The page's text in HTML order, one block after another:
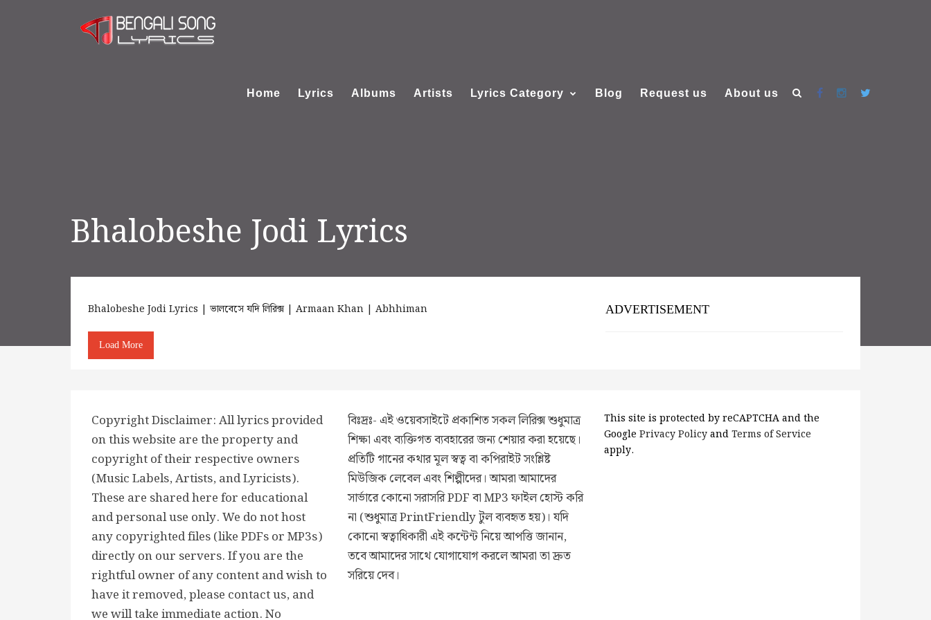
Home Lyrics Albums Artists Lyrics Category Blog Request us About us
Bhalobeshe Jodi Lyrics
Bhalobeshe Jodi Lyrics | ভালবেসে যদি লিরিক্স | Armaan Khan | Abhhiman
Load More
ADVERTISEMENT
Copyright Disclaimer: All lyrics provided
on this website are the property and
copyright of their respective owners
(Music Labels, Artists, and Lyricists).
These are shared here for educational
and personal use only. We do not host
any copyrighted files (like PDFs or MP3s)
directly on our servers. If you are the
rightful owner of any content and wish to
have it removed, please contact us, and
we will take immediate action. No
বিঃদ্রঃ- এই ওয়েবসাইটে প্রকাশিত সকল লিরিক্স শুধুমাত্র
শিক্ষা এবং ব্যক্তিগত ব্যবহারের জন্য শেয়ার করা হয়েছে।
প্রতিটি গানের কথার মূল স্বত্ব বা কপিরাইট সংশ্লিষ্ট
মিউজিক লেবেল এবং শিল্পীদের। আমরা আমাদের
সার্ভারে কোনো সরাসরি PDF বা MP3 ফাইল হোস্ট করি
না (শুধুমাত্র PrintFriendly টুল ব্যবহৃত হয়)। যদি
কোনো স্বত্বাধিকারী এই কন্টেন্ট নিয়ে আপত্তি জানান,
তবে আমাদের সাথে যোগাযোগ করলে আমরা তা দ্রুত
সরিয়ে দেব।
This site is protected by reCAPTCHA and the
Google Privacy PolicyandTerms of Service
apply.